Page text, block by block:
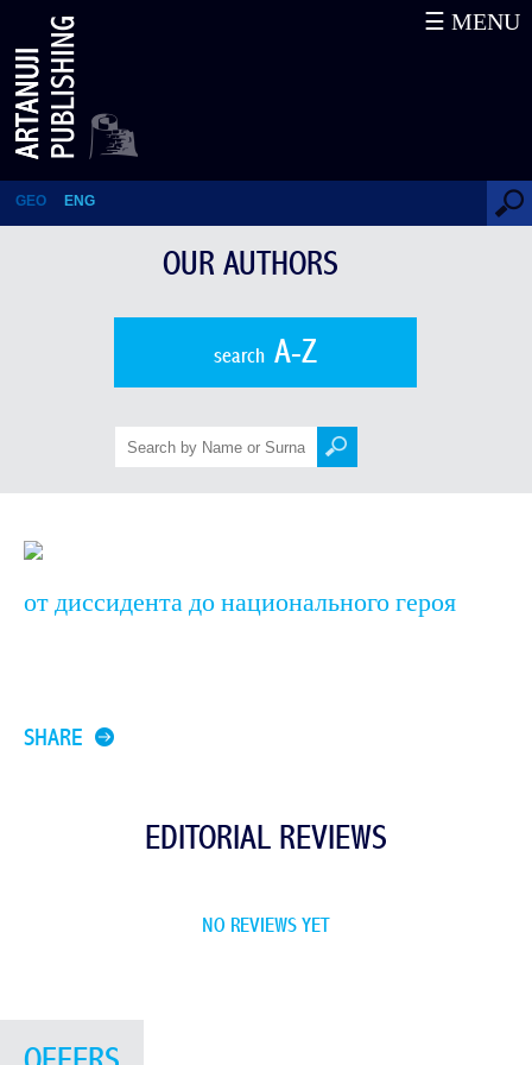
от диссидента до
национального героя
GEO ENG
☰ MENU
OUR AUTHORS
searchA-Z
от диссидента до национального героя
SHARE
EDITORIAL REVIEWS
NO REVIEWS YET